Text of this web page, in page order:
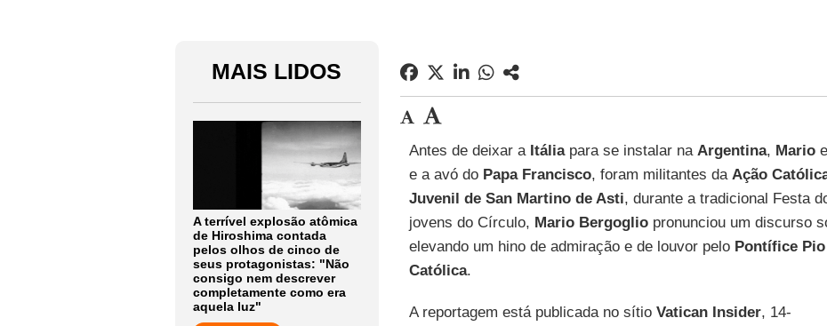
MAIS LIDOS
A terrível explosão atômica
de Hiroshima contada
pelos olhos de cinco de
seus protagonistas: "Não
consigo nem descrever
completamente como era
aquela luz"
Antes de deixar a Itáliapara se instalar na Argentina, Marioe
e a avó do Papa Francisco, foram militantes da Ação
Juvenil de San Martino de Asti, durante a tradicional Festa
jovens do Círculo, Mario Bergogliopronunciou um discurso
elevando um hino de admiração e de louvor pelo Pontífice Pio
Católica.
A reportagem está publicada no sítio Vatican Insider, 14-